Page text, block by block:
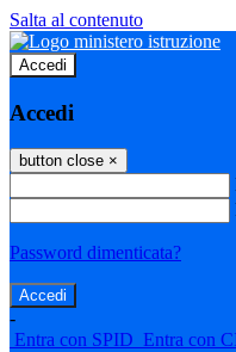
Salta al contenuto
Accedi
Accedi
button close ×
Password dimenticata?
-
Entra con SPID Entra con